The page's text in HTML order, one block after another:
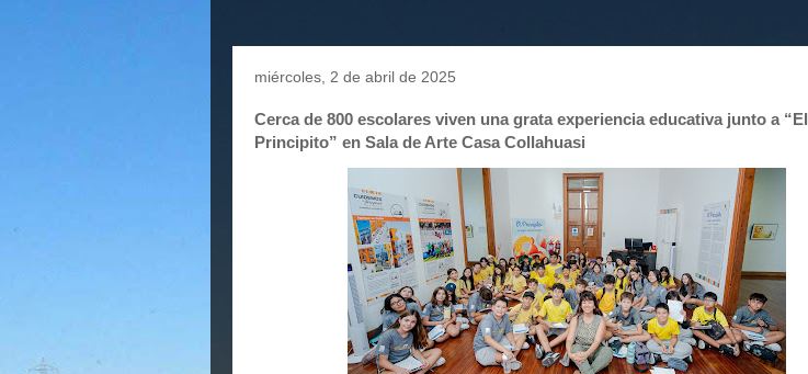
miércoles, 2 de abril de 2025
Cerca de 800 escolares viven una grata experiencia educativa junto a “El
Principito” en Sala de Arte Casa Collahuasi